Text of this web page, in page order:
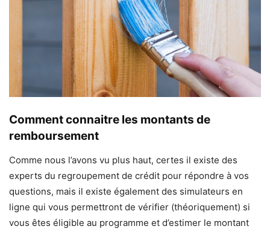
Comment connaitre les montants de
remboursement
Comme nous l’avons vu plus haut, certes il existe des
experts du regroupement de crédit pour répondre à vos
questions, mais il existe également des simulateurs en
ligne qui vous permettront de vérifier (théoriquement) si
vous êtes éligible au programme et d’estimer le montant